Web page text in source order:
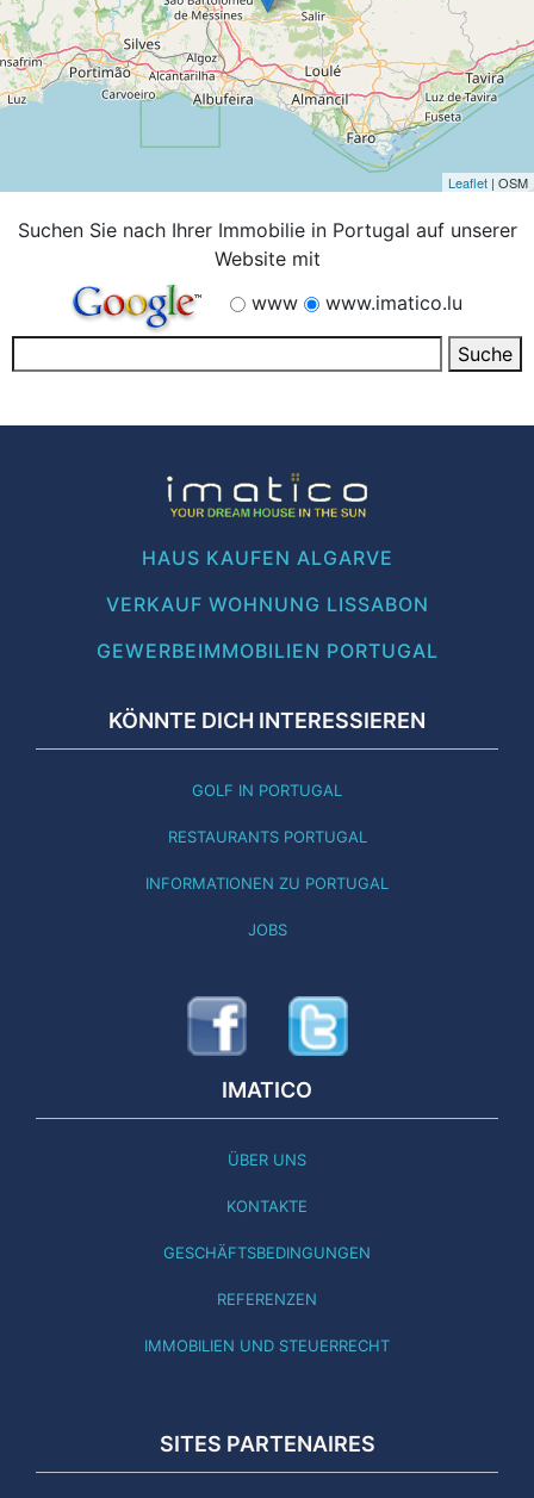
Leaflet | OSM
Suchen Sie nach Ihrer Immobilie in Portugal auf unserer
Website mit
www
www.imatico.lu
HAUS KAUFEN ALGARVE
VERKAUF WOHNUNG LISSABON
GEWERBEIMMOBILIEN PORTUGAL
KÖNNTE DICH INTERESSIEREN
GOLF IN PORTUGAL
RESTAURANTS PORTUGAL
INFORMATIONEN ZU PORTUGAL
JOBS
IMATICO
ÜBER UNS
KONTAKTE
GESCHÄFTSBEDINGUNGEN
REFERENZEN
IMMOBILIEN UND STEUERRECHT
SITES PARTENAIRES